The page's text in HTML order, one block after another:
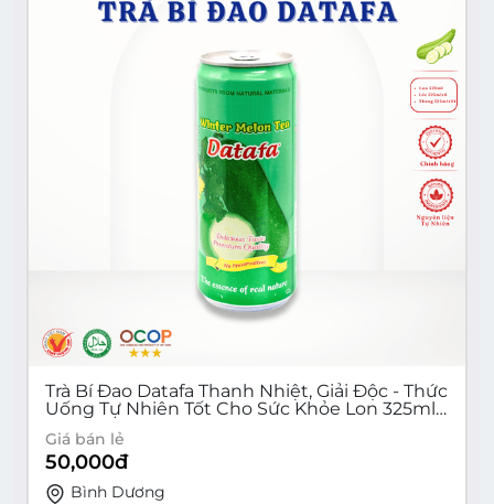
Trà Bí Đao Datafa Thanh Nhiệt, Giải Độc - Thức
Uống Tự Nhiên Tốt Cho Sức Khỏe Lon 325ml
Giá bán lẻ
50,000đ
Bình Dương